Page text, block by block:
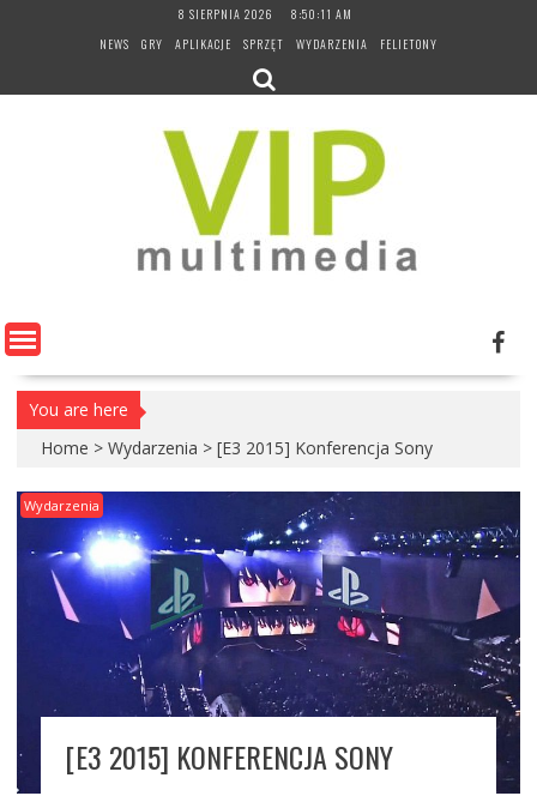
8 SIERPNIA 2026
8:50:13 AM
NEWS
GRY APLIKACJE SPRZĘT WYDARZENIA FELIETONY
You are here
Home > Wydarzenia > [E3 2015] Konferencja Sony
Wydarzenia
[E3 2015] KONFERENCJA SONY